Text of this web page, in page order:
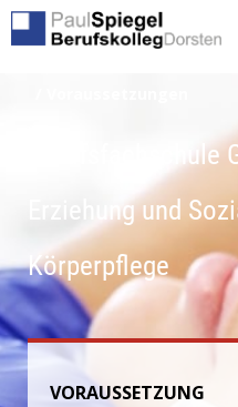
Berufsfachschule
Erziehung und
Körperpflege
VORAUSSETZUNG